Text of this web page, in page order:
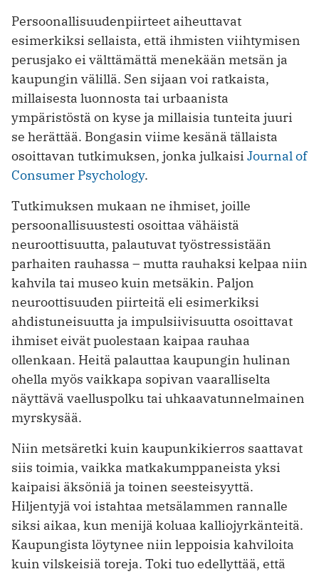
Persoonallisuudenpiirteet aiheuttavat
esimerkiksi sellaista, että ihmisten viihtymisen
perusjako ei välttämättä menekään metsän ja
kaupungin välillä. Sen sijaan voi ratkaista,
millaisesta luonnosta tai urbaanista
ympäristöstä on kyse ja millaisia tunteita juuri
se herättää. Bongasin viime kesänä tällaista
osoittavan tutkimuksen, jonka julkaisi Journal of
Consumer Psychology.
Tutkimuksen mukaan ne ihmiset, joille
persoonallisuustesti osoittaa vähäistä
neuroottisuutta, palautuvat työstressistään
parhaiten rauhassa – mutta rauhaksi kelpaa niin
kahvila tai museo kuin metsäkin. Paljon
neuroottisuuden piirteitä eli esimerkiksi
ahdistuneisuutta ja impulsiivisuutta osoittavat
ihmiset eivät puolestaan kaipaa rauhaa
ollenkaan. Heitä palauttaa kaupungin hulinan
ohella myös vaikkapa sopivan vaaralliselta
näyttävä vaelluspolku tai uhkaavatunnelmainen
myrskysää.
Niin metsäretki kuin kaupunkikierros saattavat
siis toimia, vaikka matkakumppaneista yksi
kaipaisi äksöniä ja toinen seesteisyyttä.
Hiljentyjä voi istahtaa metsälammen rannalle
siksi aikaa, kun menijä koluaa kalliojyrkänteitä.
Kaupungista löytynee niin leppoisia kahviloita
kuin vilskeisiä toreja. Toki tuo edellyttää, että